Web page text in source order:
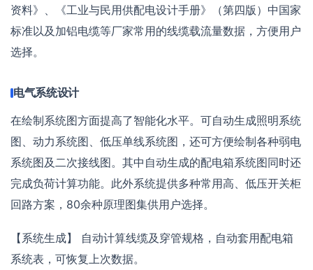
资料》、《工业与民用供配电设计手册》（第四版）中国家
标准以及加铝电缆等厂家常用的线缆载流量数据，方便用户
选择。
电气系统设计
在绘制系统图方面提高了智能化水平。可自动生成照明系统
图、动力系统图、低压单线系统图，还可方便绘制各种弱电
系统图及二次接线图。其中自动生成的配电箱系统图同时还
完成负荷计算功能。此外系统提供多种常用高、低压开关柜
回路方案，80余种原理图集供用户选择。
【系统生成】 自动计算线缆及穿管规格，自动套用配电箱
系统表，可恢复上次数据。